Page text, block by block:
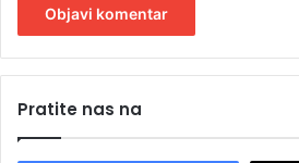
tPratite nas na